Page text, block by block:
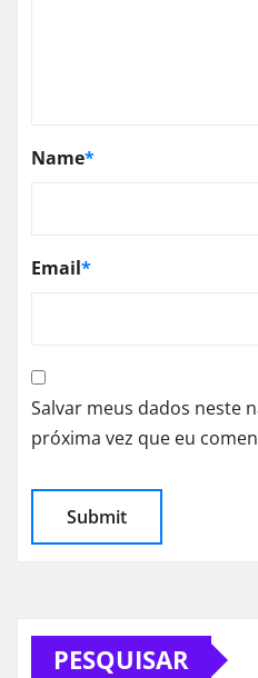
Name*
Email*
Salvar meus dados neste
próxima vez que eu
PESQUISAR